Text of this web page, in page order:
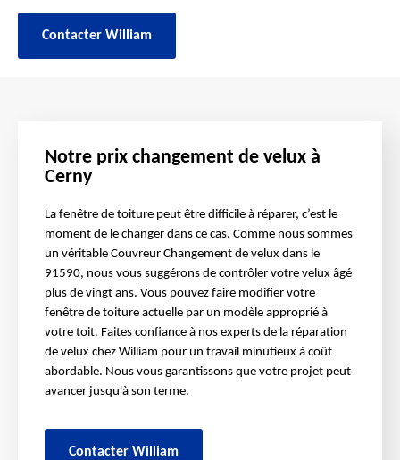
Contacter William
Notre prix changement de velux à
Cerny
La fenêtre de toiture peut être difficile à réparer, c’est le
moment de le changer dans ce cas. Comme nous sommes
un véritable Couvreur Changement de velux dans le
91590, nous vous suggérons de contrôler votre velux âgé
plus de vingt ans. Vous pouvez faire modifier votre
fenêtre de toiture actuelle par un modèle approprié à
votre toit. Faites confiance à nos experts de la réparation
de velux chez William pour un travail minutieux à coût
abordable. Nous vous garantissons que votre projet peut
avancer jusqu'à son terme.
Contacter William